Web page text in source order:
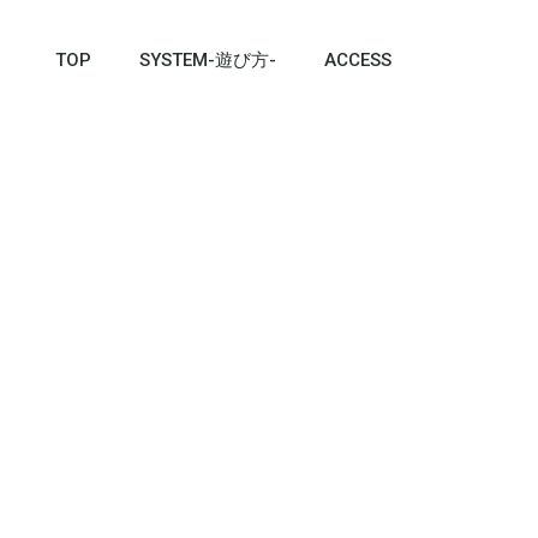
TOP SYSTEM-遊び方- ACCESS